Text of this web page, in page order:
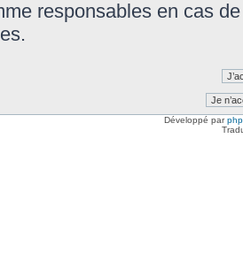
responsables en cas
Développé par